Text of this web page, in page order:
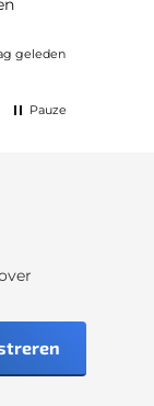
geleden
Pauze